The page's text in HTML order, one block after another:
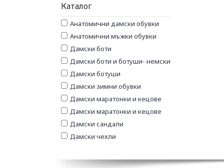
Каталог
Анатомични дамски обувки
Анатомични мъжки обувки
Дамски боти
Дамски боти и ботуши- немски
Дамски ботуши
Дамски зимни обувки
Дамски маратонки и кецове
Дамски маратонки и кецове
Дамски сандали
Дамски чехли
Ежедневни обувки